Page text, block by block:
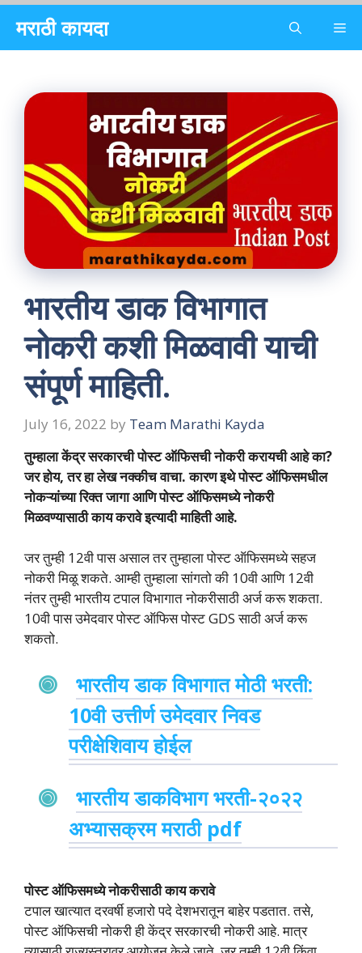
content
मराठी कायदा
भारतीय डाक विभागात
नोकरी कशी मिळवावी याची
संपूर्ण माहिती.
July 16, 2022 by Team Marathi Kayda
तुम्हाला केंद्र सरकारची पोस्ट ऑफिसची नोकरी करायची आहे का?
जर होय, तर हा लेख नक्कीच वाचा. कारण इथे पोस्ट ऑफिसमधील
नोकऱ्यांच्या रिक्त जागा आणि पोस्ट ऑफिसमध्ये नोकरी
मिळवण्यासाठी काय करावे इत्यादी माहिती आहे.
जर तुम्ही 12वी पास असाल तर तुम्हाला पोस्ट ऑफिसमध्ये सहज
नोकरी मिळू शकते. आम्ही तुम्हाला सांगतो की 10वी आणि 12वी
नंतर तुम्ही भारतीय टपाल विभागात नोकरीसाठी अर्ज करू शकता.
10वी पास उमेदवार पोस्ट ऑफिस पोस्ट GDS साठी अर्ज करू
शकतो.
भारतीय डाक विभागात मोठी भरती:
10वी उत्तीर्ण उमेदवार निवड
परीक्षेशिवाय होईल
भारतीय डाकविभाग भरती-२०२२
अभ्यासक्रम मराठी pdf
पोस्ट ऑफिसमध्ये नोकरीसाठी काय करावे
टपाल खात्यात दरवर्षी हजारो पदे देशभरातून बाहेर पडतात. तसे,
पोस्ट ऑफिसची नोकरी ही केंद्र सरकारची नोकरी आहे. मात्र